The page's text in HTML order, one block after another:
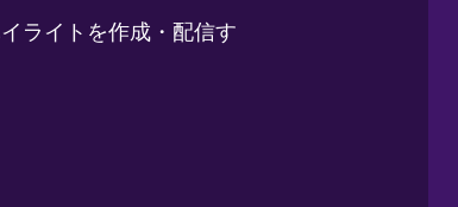
ライトを作成・配信す